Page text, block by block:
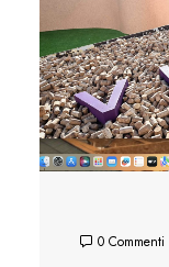
0 Commenti